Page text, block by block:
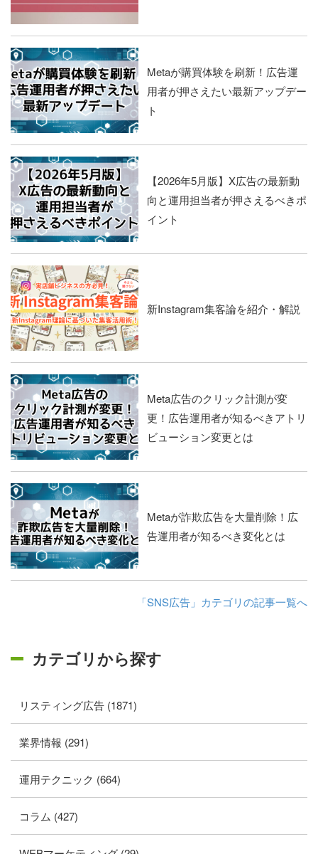
Metaが購買体験を刷新！広告運
用者が押さえたい最新アップデー
ト
【2026年5月版】X広告の最新動
向と運用担当者が押さえるべきポ
イント
新Instagram集客論を紹介・解説
Meta広告のクリック計測が変
更！広告運用者が知るべきアトリ
ビューション変更とは
Metaが詐欺広告を大量削除！広
告運用者が知るべき変化とは
「SNS広告」カテゴリの記事一覧へ
カテゴリから探す
リスティング広告 (1871)
業界情報 (291)
運用テクニック (664)
コラム (427)